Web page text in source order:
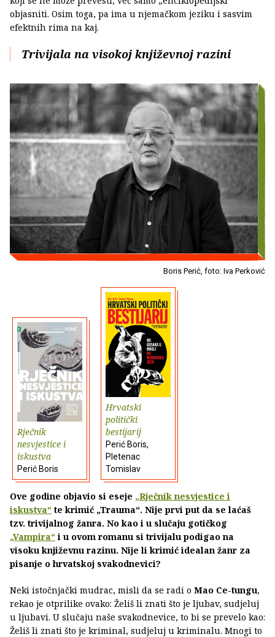
objasniti. Osim toga, pa ima u njemačkom jeziku i sasvim
efektnih rima na kaj.
Trivijala na visokoj književnoj razini
Boris Perić, foto: Iva Perković
Rječnik
nesvjestice i
iskustva
Perić Boris
Hrvatski
politički
bestijarij
Perić Boris,
Pletenac
Tomislav
Ove godine objavio si eseje „Rječnik nesvjestice i
iskustva“ te krimić „Trauma“. Nije prvi put da se laćaš
tzv. trivijalnog žanra. No kao i u slučaju gotičkog
„Vampira“i u ovom romanu si trivijalu podigao na
visoku književnu razinu. Nije li krimić idealan žanr za
pisanje o hrvatskoj svakodnevici?
Neki istočnjački mudrac, misli da se radi o Mao Ce-tungu,
rekao je otprilike ovako: Želiš li znati što je ljubav, sudjeluj
u ljubavi. U slučaju naše svakodnevice, to bi se prevelo kao:
Želiš li znati što je kriminal, sudjeluj u kriminalu. Mnogi to